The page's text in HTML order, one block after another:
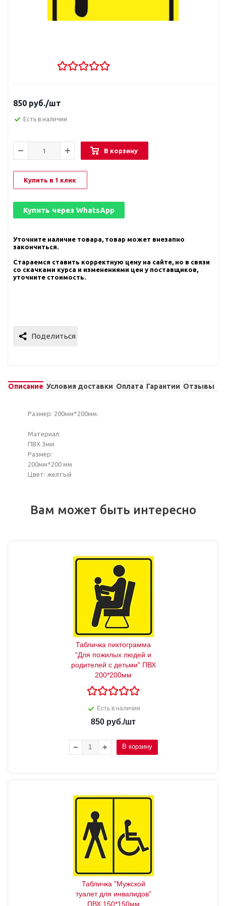
850 руб./шт
Есть в наличии
В корзину
Купить в 1 клик
Купить через WhatsApp
Уточните наличие товара, товар может внезапно
закончиться.
Стараемся ставить корректную цену на сайте, но в связи
со скачками курса и изменениями цен у поставщиков,
уточните стоимость.
Описание Условия доставки Оплата Гарантии Отзывы
Размер: 200мм*200мм.
Материал:
ПВХ 3мм
Размер:
200мм*200 мм
Цвет: желтый
Вам может быть интересно
Табличка пиктограмма
"Для пожилых людей и
родителей с детьми" ПВХ
200*200мм
Есть в наличии
850 руб./шт
В корзину
Табличка "Мужской
туалет для инвалидов"
ПВХ 150*150мм